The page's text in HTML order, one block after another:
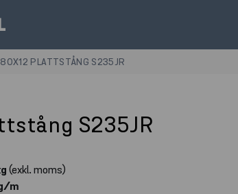
PLATTSTÅNG S235JR
S235JR
(exkl. moms)
m